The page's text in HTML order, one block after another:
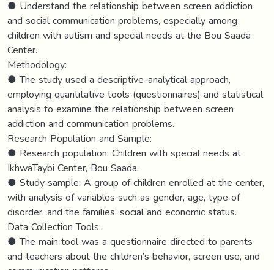
● Understand the relationship between screen addiction
and social communication problems, especially among
children with autism and special needs at the Bou Saada
Center.
Methodology:
● The study used a descriptive-analytical approach,
employing quantitative tools (questionnaires) and statistical
analysis to examine the relationship between screen
addiction and communication problems.
Research Population and Sample:
● Research population: Children with special needs at
IkhwaTaybi Center, Bou Saada.
● Study sample: A group of children enrolled at the center,
with analysis of variables such as gender, age, type of
disorder, and the families’ social and economic status.
Data Collection Tools:
● The main tool was a questionnaire directed to parents
and teachers about the children’s behavior, screen use, and